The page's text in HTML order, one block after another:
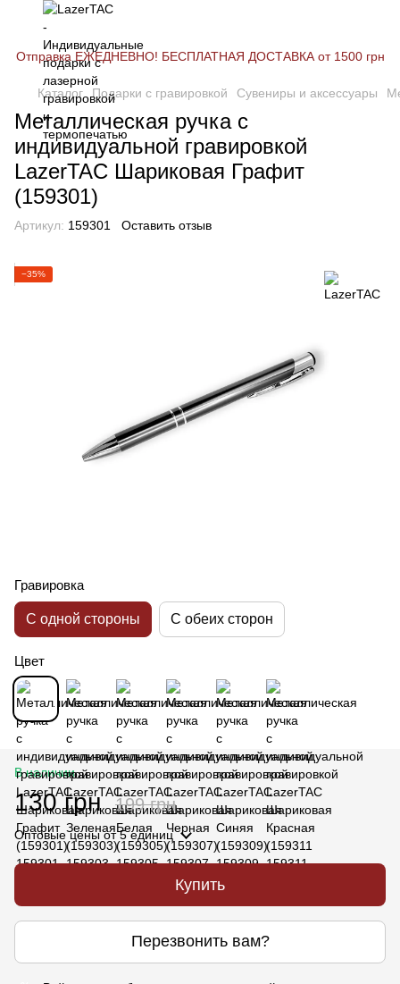
Отправка ЕЖЕДНЕВНО! БЕСПЛАТНАЯ ДОСТАВКА от 1500 грн
Каталог Подарки с гравировкой Сувениры и аксессуары
Металлическая ручка с
индивидуальной гравировкой
LazerTAC Шариковая Графит
(159301)
Артикул: 159301 Оставить отзыв
−35%
Гравировка
С одной стороны С обеих сторон
Цвет
В наличии
130 грн 199 грн
Оптовые ценыот 5 единиц
Купить
Перезвонить вам?